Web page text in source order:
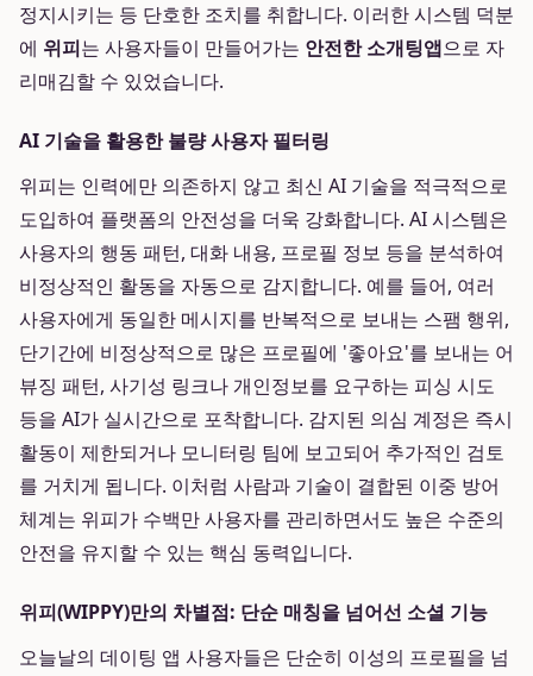
정지시키는 등 단호한 조치를 취합니다. 이러한 시스템 덕분
에 위피는 사용자들이 만들어가는 안전한 소개팅앱으로 자
리매김할 수 있었습니다.
AI 기술을 활용한 불량 사용자 필터링
위피는 인력에만 의존하지 않고 최신 AI 기술을 적극적으로
도입하여 플랫폼의 안전성을 더욱 강화합니다. AI 시스템은
사용자의 행동 패턴, 대화 내용, 프로필 정보 등을 분석하여
비정상적인 활동을 자동으로 감지합니다. 예를 들어, 여러
사용자에게 동일한 메시지를 반복적으로 보내는 스팸 행위,
단기간에 비정상적으로 많은 프로필에 '좋아요'를 보내는 어
뷰징 패턴, 사기성 링크나 개인정보를 요구하는 피싱 시도
등을 AI가 실시간으로 포착합니다. 감지된 의심 계정은 즉시
활동이 제한되거나 모니터링 팀에 보고되어 추가적인 검토
를 거치게 됩니다. 이처럼 사람과 기술이 결합된 이중 방어
체계는 위피가 수백만 사용자를 관리하면서도 높은 수준의
안전을 유지할 수 있는 핵심 동력입니다.
위피(WIPPY)만의 차별점: 단순 매칭을 넘어선 소셜 기능
오늘날의 데이팅 앱 사용자들은 단순히 이성의 프로필을 넘